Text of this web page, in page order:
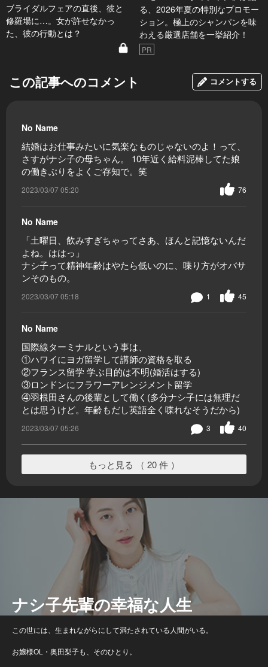
ブライダルフェアの直後、彼と
修羅場に…。女が許せなかっ
た、彼の行動とは？
る、2026年夏の特別なプロモー
ション。極上のシャンパンを味
わえる厳選店舗を一挙紹介！
PR
この記事へのコメント コメントする
No Name
結婚はお仕事みたいに気楽なものじゃないのよ！って、
さすがナシ子の母ちゃん。 10年近く給料泥棒してた娘
の働きぶりをよくご存知で。笑
2023/03/07 05:20 76
No Name
「土曜日、飲みすぎちゃってさあ、ほんと記憶ないんだ
よね。ははっ」
ナシ子って精神年齢はやたら低いのに、喋り方がオバサ
ンそのもの。
2023/03/07 05:18 45
1
No Name
国際線ターミナルという事は、
①ハワイにヨガ留学して講師の資格を取る
②フランス留学 学ぶ目的は不明(婚活はする)
③ロンドンにフラワーアレンジメント留学
④羽根田さんの後輩として働く(多分ナシ子には無理だ
とは思うけど。年齢もだし英語全く喋れなそうだから)
2023/03/07 05:26 40
3
もっと見る （ 20 件 ）
ナシ子先輩の幸福な人生
この世には、生まれながらにして満たされている人間がいる。
お嬢様OL・奥田梨子も、そのひとり。